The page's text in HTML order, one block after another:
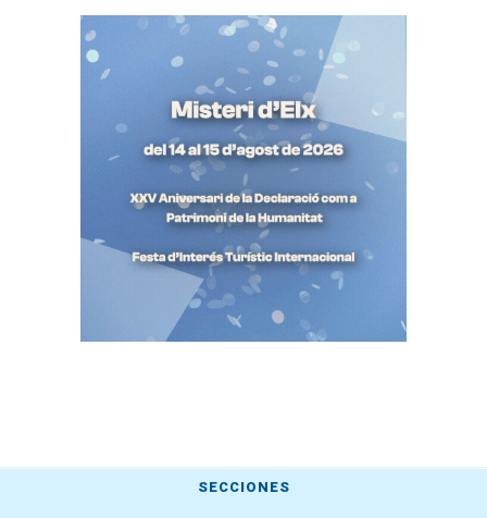
SECCIONES